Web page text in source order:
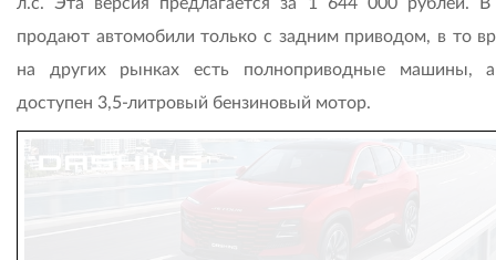
продают автомобили только с задним приводом, в то
на других рынках есть полноприводные машины,
доступен 3,5-литровый бензиновый мотор.